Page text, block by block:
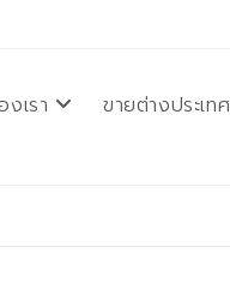
เรา ขายต่างประเทศ